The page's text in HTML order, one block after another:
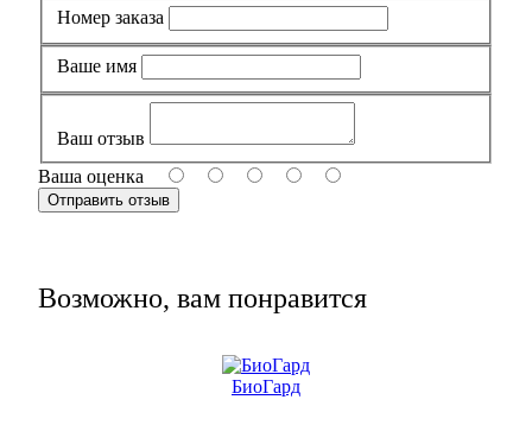
Номер заказа
Ваше имя
Ваш отзыв
Ваша оценка
Возможно, вам понравится
БиоГард